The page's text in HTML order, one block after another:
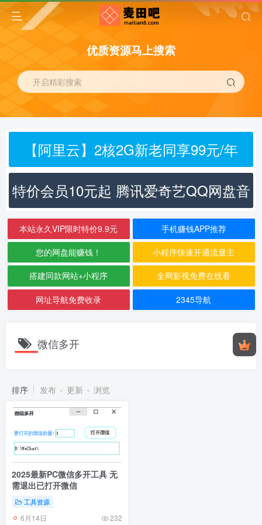
优质资源马上搜索
开启精彩搜索
【阿里云】2核2G新老同享99元/年
特价会员10元起 腾讯爱奇艺QQ网盘音
乐
本站永久VIP限时特价9.9元 手机赚钱APP推荐
您的网盘能赚钱！ 小程序快速开通流量主
搭建同款网站+小程序 全网影视免费在线看
网址导航免费收录 2345导航
微信多开
排序 发布 更新 浏览
2025最新PC微信多开工具 无
需退出已打开微信
工具资源
6月14日 232